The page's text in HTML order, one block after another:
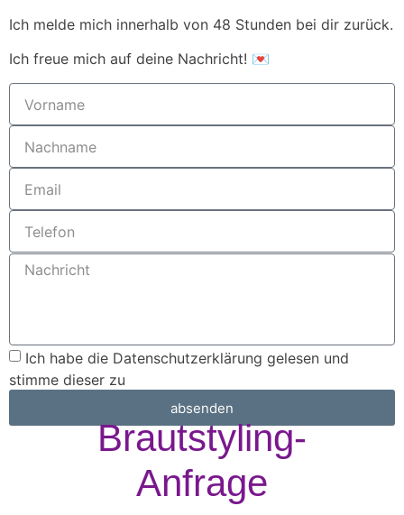
Ich melde mich innerhalb von 48 Stunden bei dir zurück.
Ich freue mich auf deine Nachricht! 💌
Ich habe die Datenschutzerklärung gelesen und
stimme dieser zu
absenden
Brautstyling-
Anfrage